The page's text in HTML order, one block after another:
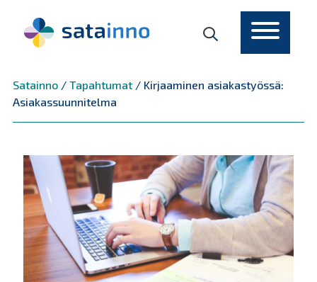
Satainno/ Tapahtumat/ Kirjaaminen asiakastyössä:
Asiakassuunnitelma